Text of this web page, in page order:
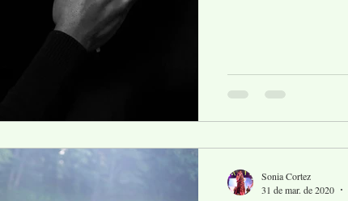
Sonia Cortez
31 de mar. de 2020